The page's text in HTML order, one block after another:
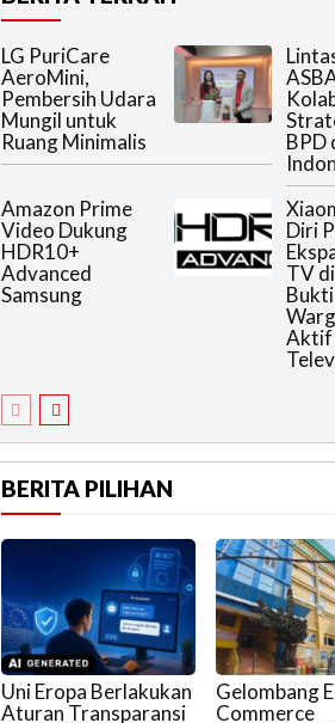
LG PuriCare
AeroMini,
Pembersih Udara
Mungil untuk
Ruang Minimalis
BPD
Amazon Prime
Video Dukung
HDR10+
Advanced
Samsung
Diri
TV
Aktif
BERITA PILIHAN
Uni Eropa Berlakukan
Aturan Transparansi
Gelombang
Commerce